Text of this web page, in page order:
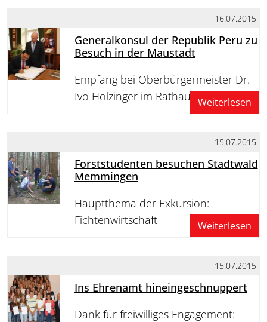
16.07.2015
Generalkonsul der Republik Peru zu
Besuch in der Maustadt
Empfang bei Oberbürgermeister Dr.
Ivo Holzinger im Rathaus
Weiterlesen
15.07.2015
Forststudenten besuchen Stadtwald
Memmingen
Hauptthema der Exkursion:
Fichtenwirtschaft
Weiterlesen
15.07.2015
Ins Ehrenamt hineingeschnuppert
Dank für freiwilliges Engagement: